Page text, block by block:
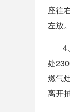
座往
左放
4
处
燃气
离开